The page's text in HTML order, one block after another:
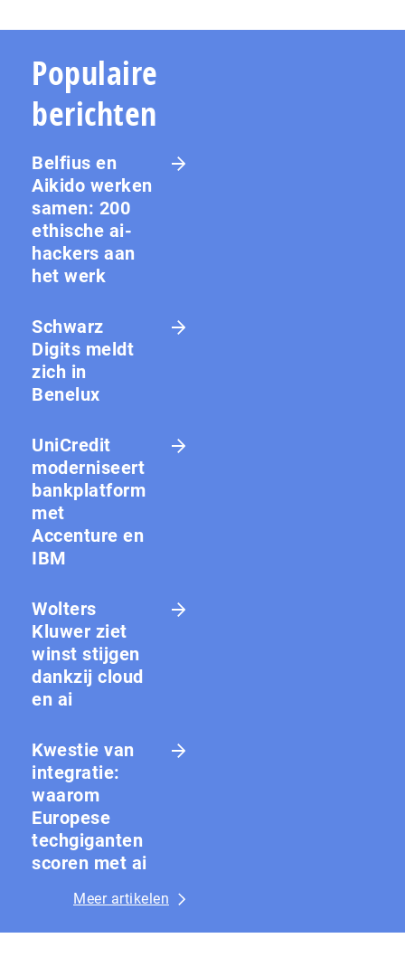
Populaire
berichten
Belfius en
Aikido werken
samen: 200
ethische ai-
hackers aan
het werk
Schwarz
Digits meldt
zich in
Benelux
UniCredit
moderniseert
bankplatform
met
Accenture en
IBM
Wolters
Kluwer ziet
winst stijgen
dankzij cloud
en ai
Kwestie van
integratie:
waarom
Europese
techgiganten
scoren met ai
Meer artikelen